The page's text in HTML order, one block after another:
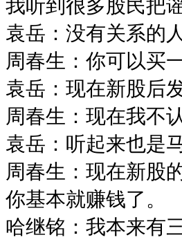
我听到很多股民把
袁岳：没有关系的
周春生：你可以买
袁岳：现在新股后
周春生：现在我不
袁岳：听起来也是
周春生：现在新股
你基本就赚钱了。
哈继铭：我本来有